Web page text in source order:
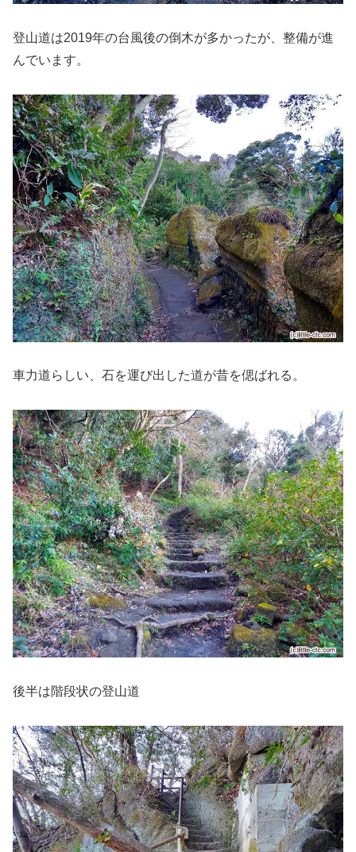
登山道は2019年の台風後の倒木が多かったが、整備が進
んでいます。
車力道らしい、石を運び出した道が昔を偲ばれる。
後半は階段状の登山道